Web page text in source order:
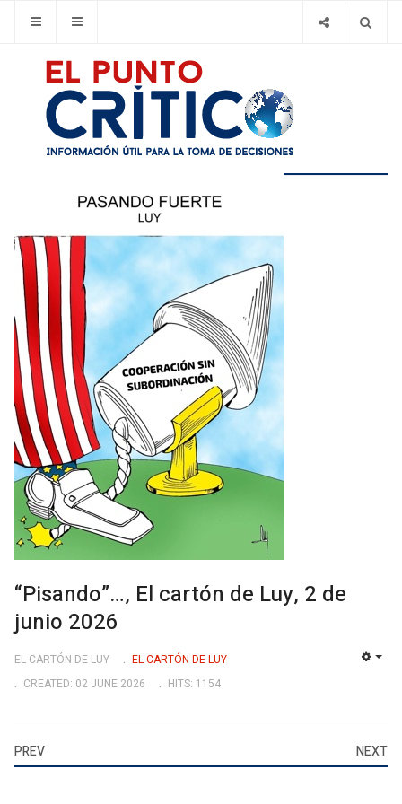
“Pisando”…, El cartón de Luy, 2 de
junio 2026
EL CARTÓN DE LUY
EL CARTÓN DE LUY
CREATED: 02 JUNE 2026
HITS: 1154
PREV NEXT